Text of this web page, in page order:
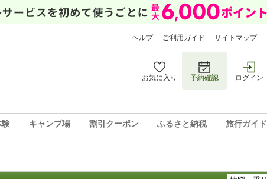
ヘルプ ご利用ガイド サイトマップ
お気に入り 予約確認 ログイン
験 キャンプ場 割引クーポン ふるさと納税 旅行ガイド